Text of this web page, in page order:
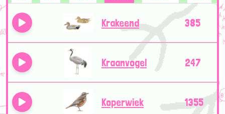
Krakeend 385
Kraanvogel 247
Koperwiek 1355